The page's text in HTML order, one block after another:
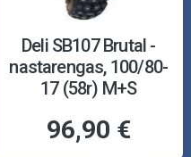
Deli SB107 Brutal -
nastarengas, 100/80-
17 (58r) M+S
96,90 €